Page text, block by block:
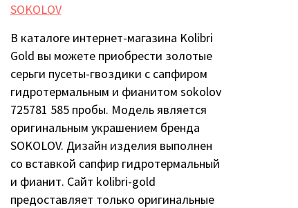
SOKOLOV
В каталоге интернет-магазина Kolibri
Gold вы можете приобрести золотые
серьги пусеты-гвоздики с сапфиром
гидротермальным и фианитом sokolov
725781 585 пробы. Модель является
оригинальным украшением бренда
SOKOLOV. Дизайн изделия выполнен
со вставкой сапфир гидротермальный
и фианит. Сайт kolibri-gold
предоставляет только оригинальные